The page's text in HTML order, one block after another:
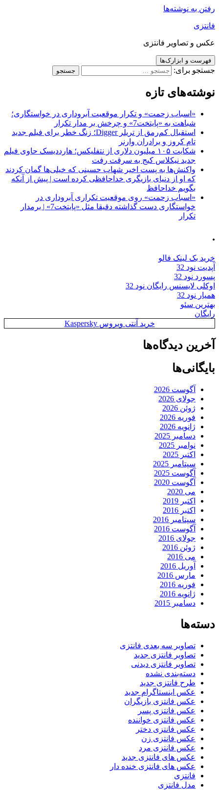
رفتن به نوشته‌ها
فانتزی
عکس و تصاویر فانتزی
فهرست و ابزارک‌ها
جستجو برای:
نوشته‌های تازه
«اسباب زحمت» و تکرار موقعیت آبروداری در خواستگاری؛
شباهت به «پایتخت7» و چرخش بر مدار تکرار
استقبال کم‌رمق از تریلر Digger؛ زنگ خطر برای فیلم جدید
تام کروز و برادران وارنر
شکایت ۱۰۵ میلیون دلاری از نتفلیکس؛ هارددیسک حاوی فیلم
جدید نیکلاس کیج به سرقت رفت
واکنش‌ها به پست اخیر شهاب حسینی که خیلی‌ها گمان کردند
که او از دنیای بازیگری خداحافظی کرده است | پیش از آنکه
بگویم خداحافظ
«اسباب زحمت» روی موقعیت تکراری آبروداری در
خواستگاری دست گذاشته دقیقا مثل «پایتخت7» | برمدار
تکرار
.
خرید بک لینک فالو
آپدیت نود 32
پسورد نود 32
اوکلی لایسنس رایگان نود 32
همیار نود 32
بهترین سئو
رایگان
خرید آنتی ویروس Kaspersky
آخرین دیدگاه‌ها
بایگانی‌ها
آگوست 2026
جولای 2026
ژوئن 2026
فوریه 2026
ژانویه 2026
دسامبر 2025
نوامبر 2025
اکتبر 2025
سپتامبر 2025
آگوست 2025
آگوست 2020
می 2020
اکتبر 2019
اکتبر 2016
سپتامبر 2016
آگوست 2016
جولای 2016
ژوئن 2016
می 2016
آوریل 2016
مارس 2016
فوریه 2016
ژانویه 2016
دسامبر 2015
دسته‌ها
تصاویر سه بعدی فانتزی
تصاویر فانتزی جدید
تصاویر فانتزی دیدنی
دسته‌بندی نشده
طرح فانتزی جدید
عکس اینستاگرام جدید
عکس فانتزی بازیگران
عکس فانتزی پسر
عکس فانتزی خواننده
عکس فانتزی دختر
عکس فانتزی زن
عکس فانتزی مرد
عکس های فانتزی جدید
عکس های فانتزی خنده دار
فانتزی
مدل فانتزی